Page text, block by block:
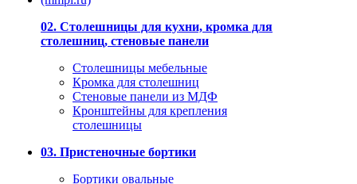
02. Столешницы для кухни, кромка для
столешниц, стеновые панели
Столешницы мебельные
Кромка для столешниц
Стеновые панели из МДФ
Кронштейны для крепления
столешницы
03. Пристеночные бортики
Бортики овальные